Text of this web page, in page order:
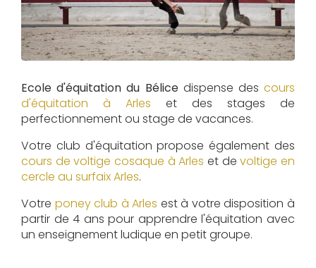
Ecole d'équitation du Bélicedispense des cours
d'équitation à Arles et des stages de
perfectionnement ou stage de vacances.
Votre club d'équitation propose également des
cours de voltige cosaque àArles et devoltige en
cercle au surfaixArles.
Votre poney club à Arles est à votre disposition à
partir de 4 ans pour apprendre l'équitation avec
un enseignement ludique en petit groupe.